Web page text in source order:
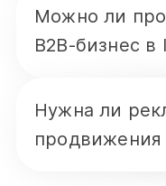
блогерами и
уже в первые
рост охватов и
через 2–4
Можно ли
B2B-бизнес в
профиль,
Нужна ли
продвижения